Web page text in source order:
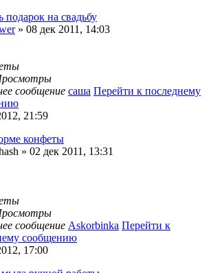
подарок на свадьбу
» 08 дек 2011, 14:03
сообщение саша Перейти к последнему
21:59
конфеты
» 02 дек 2011, 13:31
сообщение Askorbinka Перейти к
сообщению
17:00